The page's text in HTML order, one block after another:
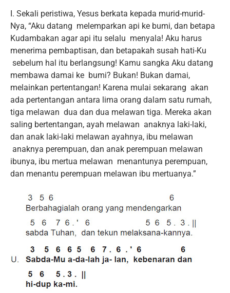
I. Sekali peristiwa, Yesus berkata kepada murid-murid-
Nya, “Aku datang melemparkan api ke bumi, dan betapa
Kudambakan agar api itu selalu menyala! Aku harus
menerima pembaptisan, dan betapakah susah hati-Ku
sebelum hal itu berlangsung! Kamu sangka Aku datang
membawa damai ke bumi? Bukan! Bukan damai,
melainkan pertentangan! Karena mulai sekarang akan
ada pertentangan antara lima orang dalam satu rumah,
tiga melawan dua dan dua melawan tiga. Mereka akan
saling bertentangan, ayah melawan anaknya laki-laki,
dan anak laki-laki melawan ayahnya, ibu melawan
anaknya perempuan, dan anak perempuan melawan
ibunya, ibu mertua melawan menantunya perempuan,
dan menantu perempuan melawan ibu mertuanya.”